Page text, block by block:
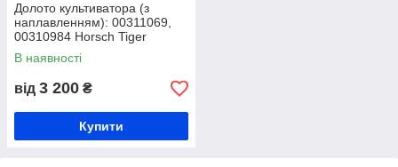
Долото культиватора (з
наплавленням): 00311069,
00310984 Horsch Tiger
В наявності
від 3 200 ₴
Купити